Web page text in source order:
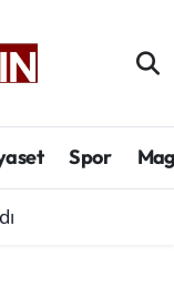
Spor